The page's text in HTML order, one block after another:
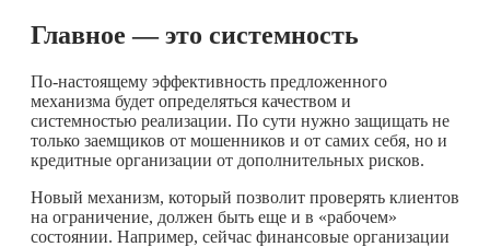
Главное — это системность
По-настоящему эффективность предложенного
механизма будет определяться качеством и
системностью реализации. По сути нужно защищать не
только заемщиков от мошенников и от самих себя, но и
кредитные организации от дополнительных рисков.
Новый механизм, который позволит проверять клиентов
на ограничение, должен быть еще и в «рабочем»
состоянии. Например, сейчас финансовые организации